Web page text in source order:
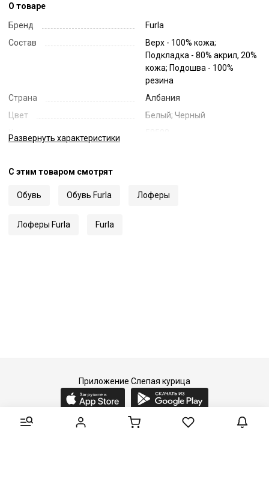
О товаре
Бренд
Furla
Состав
Верх - 100% кожа;
Подкладка - 80% акрил, 20%
кожа; Подошва - 100%
резина
Страна
Албания
Цвет
Белый; Черный
Код
Развернуть характеристики
С этим товаром смотрят
Обувь Обувь Furla Лоферы
Лоферы Furla Furla
Приложение Слепая курица
2015-2026 © Слепая курица - fashion concept store.